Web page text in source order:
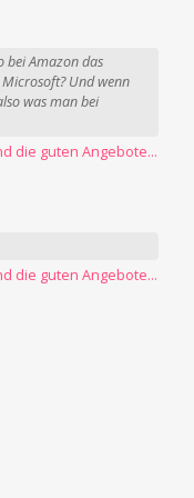
bei Amazon das
Und wenn
was man bei
→ Microsoft 365 Family: Sind die guten Angebote vorbei?
→ Microsoft 365 Family: Sind die guten Angebote vorbei?